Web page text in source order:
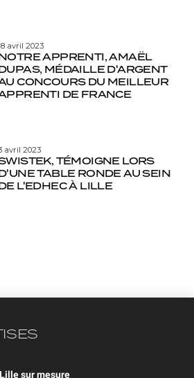
avril 2023
APPRENTI, AMAËL
MÉDAILLE D'ARGENT
CONCOURS DU MEILLEUR
DE FRANCE
avril 2023
TÉMOIGNE LORS
TABLE RONDE AU SEIN
L'EDHEC À LILLE
sur mesure